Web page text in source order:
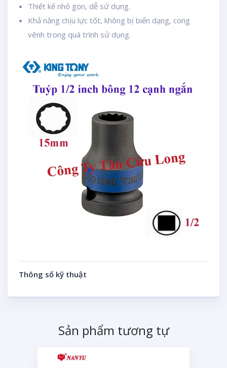
Thiết kế nhỏ gọn, dễ sử dụng.
Khả năng chịu lực tốt, không bị biến dạng, cong
vênh trong quá trình sử dụng.
Thông số kỹ thuật
Sản phẩm tương tự